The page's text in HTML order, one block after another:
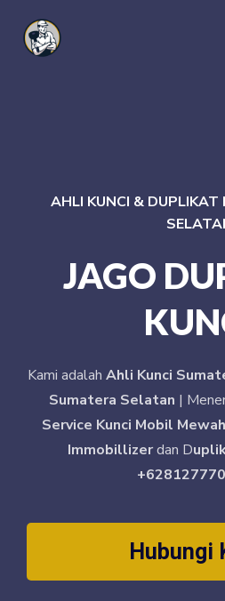
AHLI KUNCI & DUPLIKAT
JAGO
Kami adalah Ahli Kunci
Sumatera Selatan |
Service Kunci Mobil
Immobillizerdan D
Hubungi